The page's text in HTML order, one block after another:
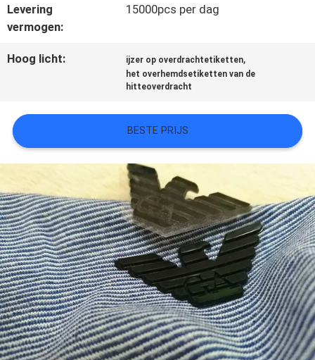
SHOW
SITEMAP
PRIVACYBELEID
Levering
vermogen:
15000pcs per dag
Hoog licht: ijzer op overdrachtetiketten,
het overhemdsetiketten van de
hitteoverdracht
BESTE PRIJS